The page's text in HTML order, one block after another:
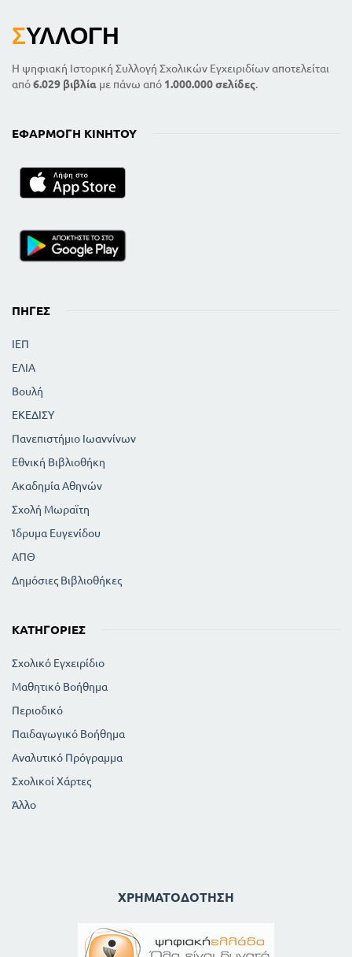
ΣΥΛΛΟΓΉ
Η ψηφιακή Ιστορική Συλλογή Σχολικών Εγχειριδίων αποτελείται
από6.029 βιβλία με πάνω από 1.000.000 σελίδες.
ΕΦΑΡΜΟΓΉ ΚΙΝΗΤΟΎ
ΠΗΓΈΣ
ΙΕΠ
ΕΛΙΑ
Βουλή
ΕΚΕΔΙΣΥ
Πανεπιστήμιο Ιωαννίνων
Εθνική Βιβλιοθήκη
Ακαδημία Αθηνών
Σχολή Μωραϊτη
Ίδρυμα Ευγενίδου
ΑΠΘ
Δημόσιες Βιβλιοθήκες
ΚΑΤΗΓΟΡΊΕΣ
Σχολικό Εγχειρίδιο
Μαθητικό Βοήθημα
Περιοδικό
Παιδαγωγικό Βοήθημα
Αναλυτικό Πρόγραμμα
Σχολικοί Χάρτες
Άλλο
ΧΡΗΜΑΤΟΔΌΤΗΣΗ